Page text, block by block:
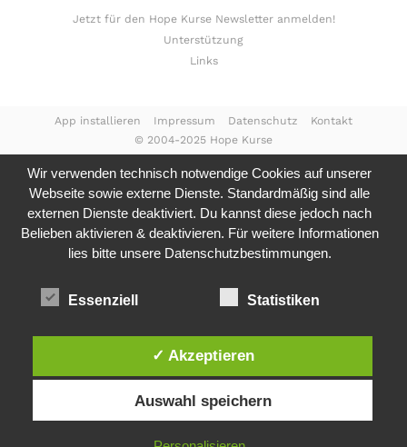
Jetzt für den Hope Kurse Newsletter anmelden!
Unterstützung
Links
© 2004-2025 Hope Kurse
App installieren Impressum Datenschutz Kontakt
Wir verwenden technisch notwendige Cookies auf unserer
Webseite sowie externe Dienste. Standardmäßig sind alle
externen Dienste deaktiviert. Du kannst diese jedoch nach
Belieben aktivieren & deaktivieren. Für weitere Informationen
lies bitte unsere Datenschutzbestimmungen.
Essenziell Statistiken
✓ Akzeptieren
Auswahl speichern